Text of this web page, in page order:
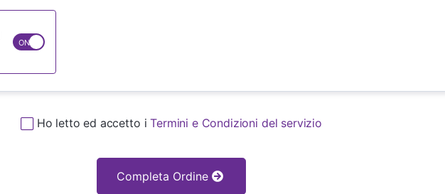
Ho letto ed accetto iTermini e Condizioni del servizio
Completa Ordine